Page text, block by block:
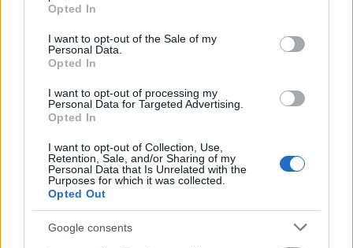
use your data for below specified purposes in below Google
consent section.
Opted In
I want to opt-out of the Sale of my
Personal Data.
Opted In
I want to opt-out of processing my
Personal Data for Targeted Advertising.
Opted In
I want to opt-out of Collection, Use,
Retention, Sale, and/or Sharing of my
Personal Data that Is Unrelated with the
Purposes for which it was collected.
Opted Out
Google consents
Továbbá az erős vízsugarak szintén segítséget
jelentenek, mivel annyira alaposan megdolgoztatják
az izomzatot, ami egy könnyedebb mozgással
egyenértékű.
Pozitív hatással van az
egészségre